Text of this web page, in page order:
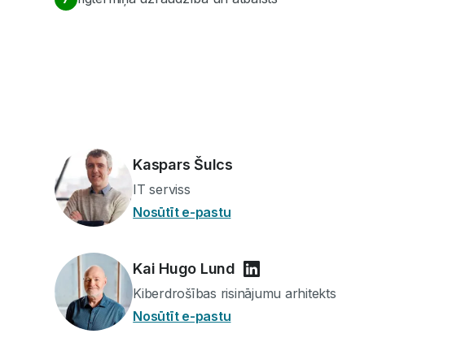
Kaspars Šulcs
IT serviss
Nosūtīt e-pastu
Kai Hugo Lund
Kiberdrošības risinājumu arhitekts
Nosūtīt e-pastu